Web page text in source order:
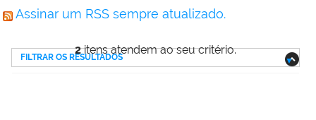
Assinar um RSS sempre atualizado.
2itens atendem ao seu critério.
FILTRAR OS RESULTADOS